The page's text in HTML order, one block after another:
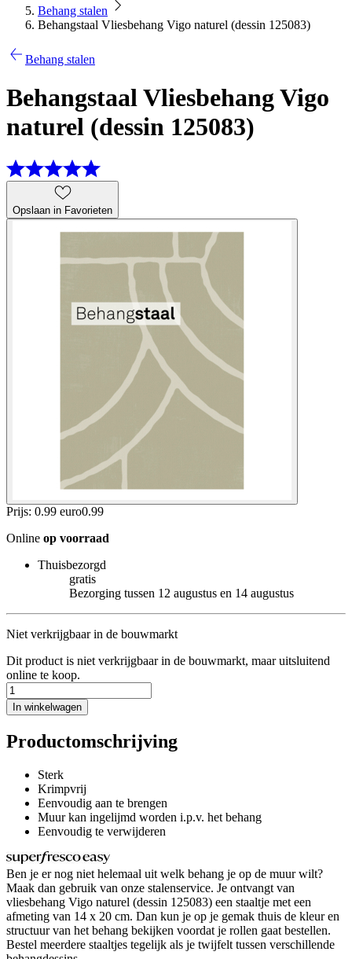
Behang stalen
Behangstaal Vliesbehang Vigo naturel (dessin 125083)
Behang stalen
Behangstaal Vliesbehang Vigo
naturel (dessin 125083)
Opslaan in Favorieten
Prijs: 0.99 euro0.99
Online op voorraad
Thuisbezorgd
gratis
Bezorging tussen 12 augustus en 14 augustus
Niet verkrijgbaar in de bouwmarkt
Dit product is niet verkrijgbaar in de bouwmarkt, maar uitsluitend
online te koop.
In winkelwagen
Productomschrijving
Sterk
Krimpvrij
Eenvoudig aan te brengen
Muur kan ingelijmd worden i.p.v. het behang
Eenvoudig te verwijderen
Ben je er nog niet helemaal uit welk behang je op de muur wilt?
Maak dan gebruik van onze stalenservice. Je ontvangt van
vliesbehang Vigo naturel (dessin 125083) een staaltje met een
afmeting van 14 x 20 cm. Dan kun je op je gemak thuis de kleur en
structuur van het behang bekijken voordat je rollen gaat bestellen.
Bestel meerdere staaltjes tegelijk als je twijfelt tussen verschillende